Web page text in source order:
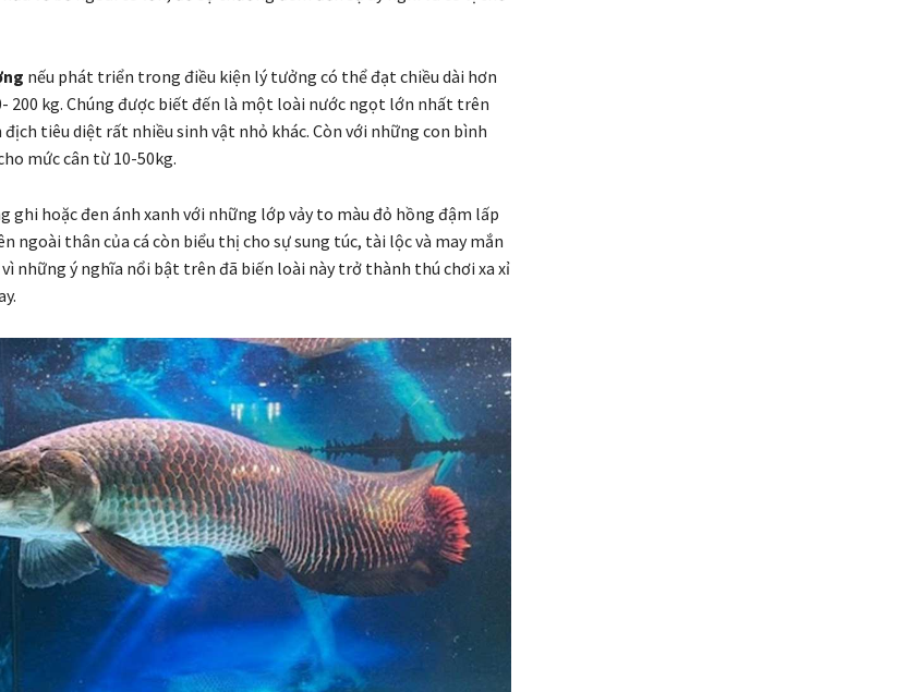
nếu phát triển trong điều kiện lý tưởng có thể đạt chiều dài hơn
200 kg. Chúng được biết đến là một loài nước ngọt lớn nhất trên
tiêu diệt rất nhiều sinh vật nhỏ khác. Còn với những con bình
mức cân từ 10-50kg.
ghi hoặc đen ánh xanh với những lớp vảy to màu đỏ hồng đậm lấp
ngoài thân của cá còn biểu thị cho sự sung túc, tài lộc và may mắn
những ý nghĩa nổi bật trên đã biến loài này trở thành thú chơi xa xỉ